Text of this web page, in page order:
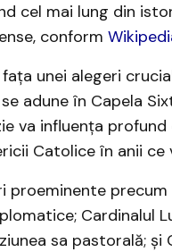
cel mai lung din
conform
unei alegeri
adune în Capela
va influența
Catolice în anii ce
proeminente
Cardinalul
sa pastorală; și